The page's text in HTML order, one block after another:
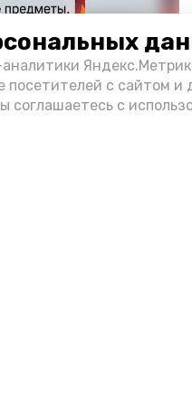
с сайтом и
соглашаетесь с